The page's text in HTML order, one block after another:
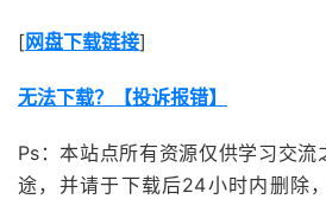
[网盘下载链接]
无法下载？【投诉报错】
Ps：本站点所有资源仅供学习交流
途，并请于下载后24小时内删除